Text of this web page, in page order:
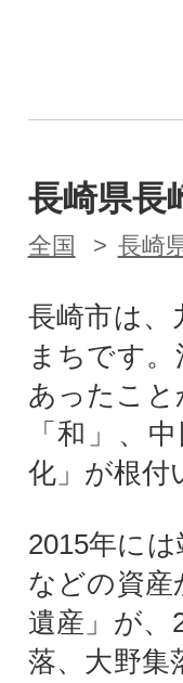
長崎県長
全国 長崎
長崎市は、
まちです
あったこと
「和」、
化」が根付
2015年に
などの資産
遺産」が、
落、大野集